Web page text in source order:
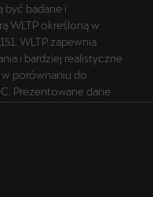
być badane i
WLTP określoną w
WLTP zapewnia
i bardziej realistyczne
w porównaniu do
Prezentowane dane
typu wyznaczonymi
na temat WLTP